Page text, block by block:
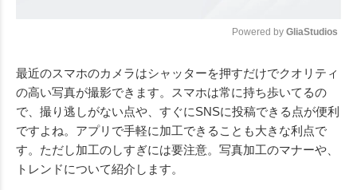
Powered by GliaStudios
最近のスマホのカメラはシャッターを押すだけでクオリティ
の高い写真が撮影できます。スマホは常に持ち歩いてるの
で、撮り逃しがない点や、すぐにSNSに投稿できる点が便利
ですよね。アプリで手軽に加工できることも大きな利点で
す。ただし加工のしすぎには要注意。写真加工のマナーや、
トレンドについて紹介します。